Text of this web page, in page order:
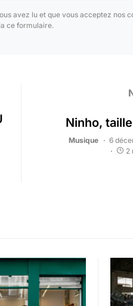
avez lu et que vous acceptez nos
ce formulaire.
Ninho,
Musique
6
2